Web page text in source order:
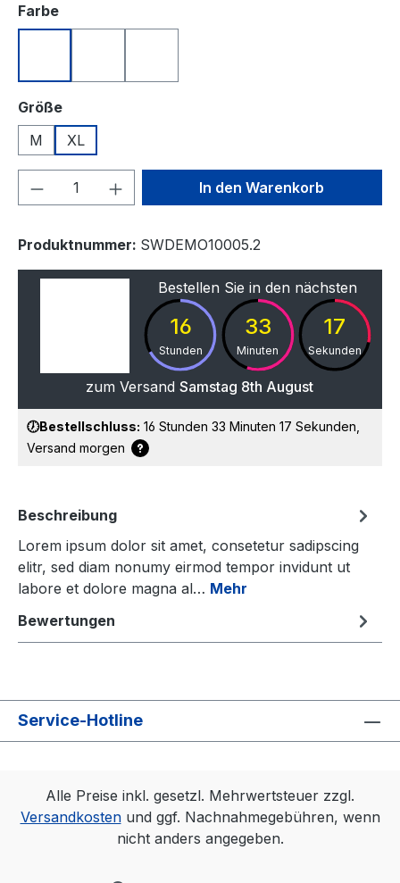
Farbeauswählen
Größeauswählen
M
XL
Produkt Anzahl: Gib denIn den Warenkorb
Produktnummer: SWDEMO10005.2
Bestellen Sie in den nächsten
16
Stunden
33
Minuten
17
Sekunden
zum Versand Samstag 8th August
🕖Bestellschluss: 16 Stunden 33 Minuten 17 Sekunden
Versand morgen
Beschreibung
Lorem ipsum dolor sit amet, consetetur sadipscing
elitr, sed diam nonumy eirmod tempor invidunt ut
labore et dolore magna al… Mehr
Bewertungen
Service-Hotline
Alle Preise inkl. gesetzl. Mehrwertsteuer zzgl.
Versandkostenund ggf. Nachnahmegebühren, wenn
nicht anders angegeben.